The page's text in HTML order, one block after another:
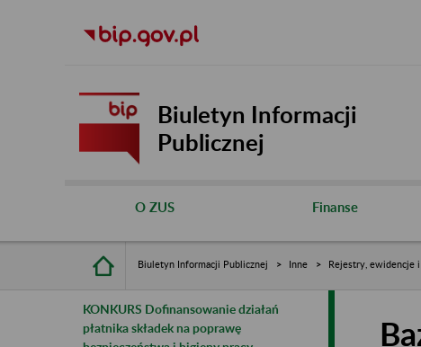
Biuletyn Informacji
Publicznej
O ZUS Finanse
Biuletyn Informacji Publicznej Inne Rejestry, ewidencje
KONKURS Dofinansowanie działań
płatnika składek na poprawę